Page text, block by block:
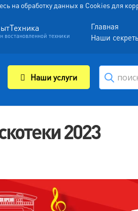
на обработку данных в Cookies для
востановленной техники
Главная
Наши
Наши услуги
2023